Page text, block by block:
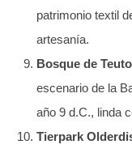
patrimonio textil
artesanía.
Bosque de
escenario de la
año 9 d.C., linda
Tierpark